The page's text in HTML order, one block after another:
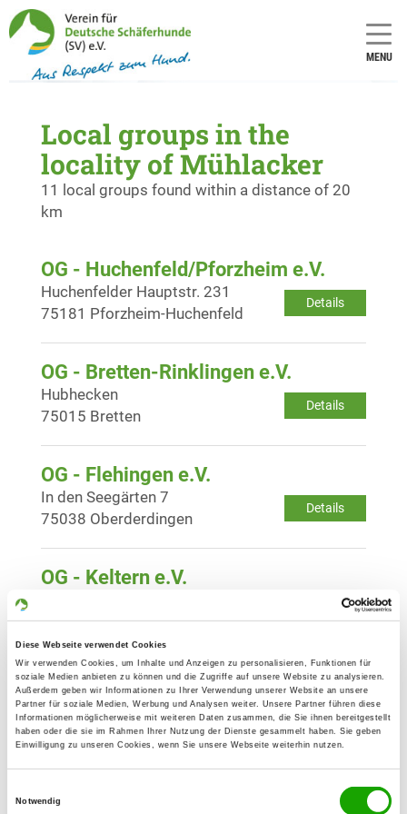
Diese Webseite verwendet Cookies
Wir verwenden Cookies, um Inhalte und Anzeigen zu personalisieren, Funktionen für
soziale Medien anbieten zu können und die Zugriffe auf unsere Website zu analysieren.
Außerdem geben wir Informationen zu Ihrer Verwendung unserer Website an unsere
Partner für soziale Medien, Werbung und Analysen weiter. Unsere Partner führen diese
Informationen möglicherweise mit weiteren Daten zusammen, die Sie ihnen bereitgestellt
haben oder die sie im Rahmen Ihrer Nutzung der Dienste gesammelt haben. Sie geben
Einwilligung zu unseren Cookies, wenn Sie unsere Webseite weiterhin nutzen.
Notwendig
MENU
Local groups in the
locality of Mühlacker
11 local groups found within a distance of 20
km
OG - Huchenfeld/Pforzheim e.V.
Details
Huchenfelder Hauptstr. 231
75181 Pforzheim-Huchenfeld
OG - Bretten-Rinklingen e.V.
Details
Hubhecken
75015 Bretten
OG - Flehingen e.V.
Details
In den Seegärten 7
75038 Oberderdingen
OG - Keltern e.V.
Details
75210 Keltern-Dietlingen
OG - Öschelbronn b. Pforzheim e.V.
Details
Wurmbergerstr. 62
75223 Niefern-Öschelbronn
Äussere Dietlinger Str. 250